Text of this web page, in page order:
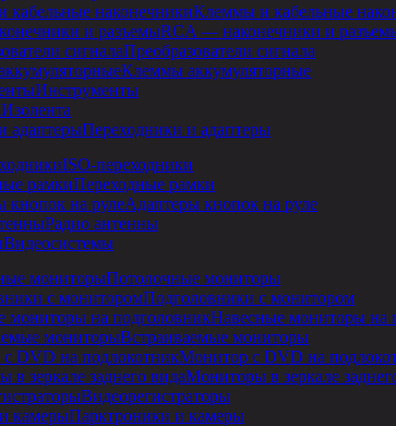
Клеммы и кабельные
RCA — наконечники и
Преобразователи сигнала
Клеммы аккумуляторные
Инструменты
Изолента
Переходники и адаптеры
ISO-переходники
Переходные рамки
Адаптеры кнопок на руле
Радио антенны
Видеосистемы
Потолочные мониторы
Подголовники с монитором
Навесные мониторы на
Встраиваемые мониторы
Монитор с DVD на
Мониторы в зеркале
Видеорегистраторы
Парктроники и камеры